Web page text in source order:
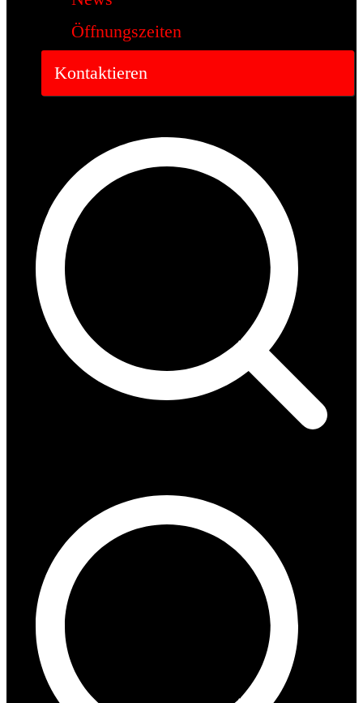
Öffnungszeiten
Kontaktieren